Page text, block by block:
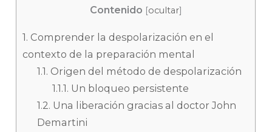
Contenido [ocultar]
1. Comprender la despolarización en el
contexto de la preparación mental
1.1. Origen del método de despolarización
1.1.1. Un bloqueo persistente
1.2. Una liberación gracias al doctor John
Demartini